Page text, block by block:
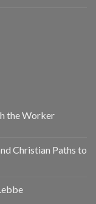
the Worker
Christian Paths to